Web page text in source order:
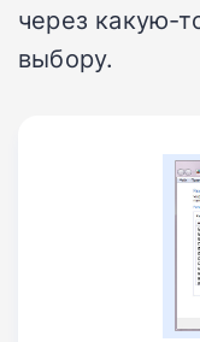
через какую-
выбору.